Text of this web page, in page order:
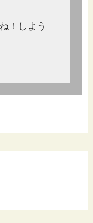
！しよう